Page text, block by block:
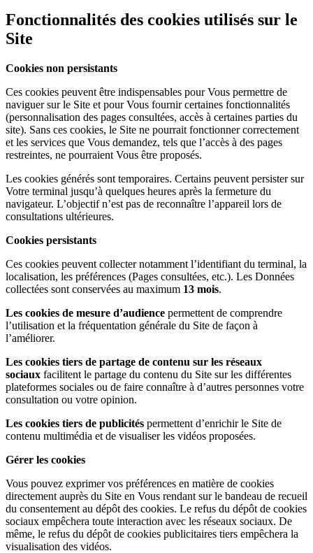
Fonctionnalités des cookies utilisés sur le
Site
Cookies non persistants
Ces cookies peuvent être indispensables pour Vous permettre de
naviguer sur le Site et pour Vous fournir certaines fonctionnalités
(personnalisation des pages consultées, accès à certaines parties du
site). Sans ces cookies, le Site ne pourrait fonctionner correctement
et les services que Vous demandez, tels que l’accès à des pages
restreintes, ne pourraient Vous être proposés.
Les cookies générés sont temporaires. Certains peuvent persister sur
Votre terminal jusqu’à quelques heures après la fermeture du
navigateur. L’objectif n’est pas de reconnaître l’appareil lors de
consultations ultérieures.
Cookies persistants
Ces cookies peuvent collecter notamment l’identifiant du terminal, la
localisation, les préférences (Pages consultées, etc.). Les Données
collectées sont conservées au maximum 13 mois.
Les cookies de mesure d’audience permettent de comprendre
l’utilisation et la fréquentation générale du Site de façon à
l’améliorer.
Les cookies tiers de partage de contenu sur les réseaux
sociaux facilitent le partage du contenu du Site sur les différentes
plateformes sociales ou de faire connaître à d’autres personnes votre
consultation ou votre opinion.
Les cookies tiers de publicités permettent d’enrichir le Site de
contenu multimédia et de visualiser les vidéos proposées.
Gérer les cookies
Vous pouvez exprimer vos préférences en matière de cookies
directement auprès du Site en Vous rendant sur le bandeau de recueil
du consentement au dépôt des cookies. Le refus du dépôt de cookies
sociaux empêchera toute interaction avec les réseaux sociaux. De
même, le refus du dépôt de cookies publicitaires tiers empêchera la
visualisation des vidéos.